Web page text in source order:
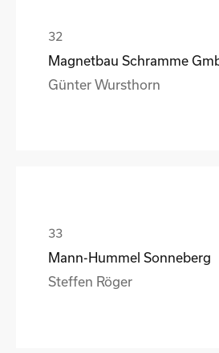
Magnetbau Schramme
Günter Wursthorn
Mann-Hummel Sonneberg
Steffen Röger